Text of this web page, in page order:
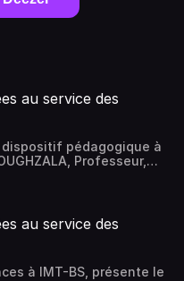
au service des
dispositif pédagogique à
« Intelligence des
», visant à
pratiques et
aux apprenants de
en collaboration avec
recevant des
au service des
à IMT-BS, présente le